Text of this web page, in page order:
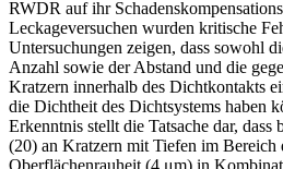
RWDR auf ihr
Leckageversuchen wurden kritische
Untersuchungen zeigen, dass sowohl
Anzahl sowie der Abstand und die
Kratzern innerhalb des Dichtkontakts
die Dichtheit des Dichtsystems haben
Erkenntnis stellt die Tatsache dar, dass
(20) an Kratzern mit Tiefen im Bereich
Oberflächenrauheit (4 μm) in